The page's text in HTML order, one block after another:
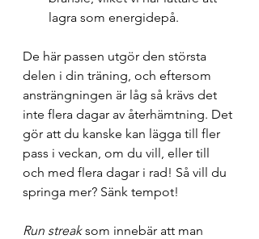
lagra som energidepå.
De här passen utgör den största
delen i din träning, och eftersom
ansträngningen är låg så krävs det
inte flera dagar av återhämtning. Det
gör att du kanske kan lägga till fler
pass i veckan, om du vill, eller till
och med flera dagar i rad! Så vill du
springa mer? Sänk tempot!
Run streak som innebär att man